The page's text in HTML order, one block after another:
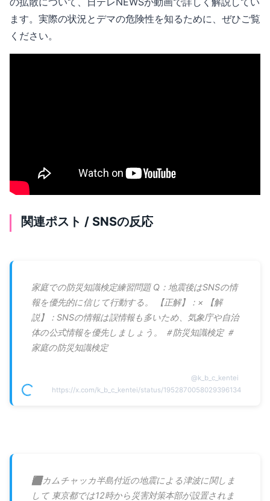
ます。実際の状況とデマの危険性を知るために、ぜひご覧
ください。
関連ポスト / SNSの反応
家庭での防災知識検定練習問題 Q：地震後はSNSの情
報を優先的に信じて行動する。 【正解】：× 【解
説】：SNSの情報は誤情報も多いため、気象庁や自治
体の公式情報を優先しましょう。 ＃防災知識検定 ＃
家庭の防災知識検定
@k_b_c_kentei
https://x.com/k_b_c_kentei/status/1952870058029396134
⬛️カムチャッカ半島付近の地震による津波に関しま
して 東京都では12時から災害対策本部が設置されま